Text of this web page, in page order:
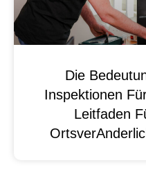
Die
Inspektionen
Leitfaden